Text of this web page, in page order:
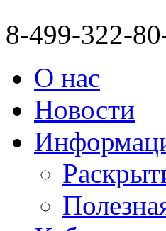
8-499-322-
О нас
Новости